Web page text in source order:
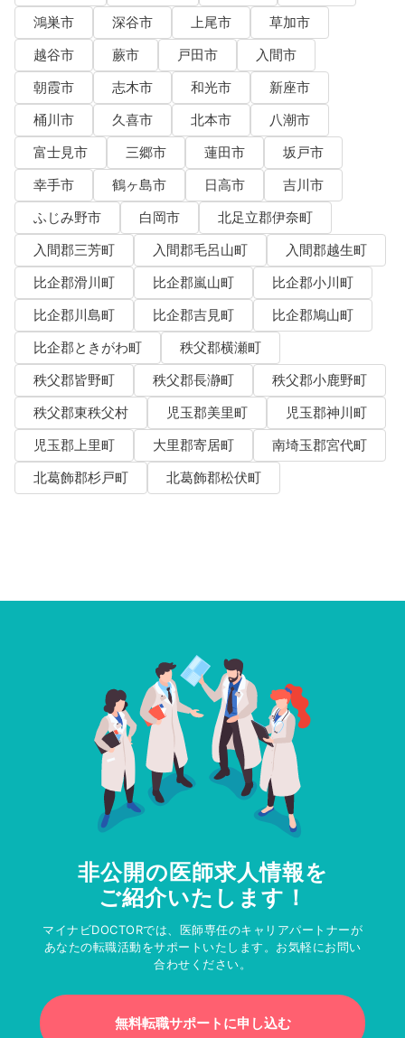
鴻巣市
深谷市 上尾市
草加市
越谷市
蕨市 戸田市
入間市
朝霞市
志木市 和光市
新座市
桶川市
久喜市 北本市
八潮市
富士見市
三郷市 蓮田市
坂戸市
幸手市
鶴ヶ島市 日高市
吉川市
ふじみ野市
白岡市
北足立郡伊奈町
入間郡三芳町
入間郡毛呂山町
入間郡越生町
比企郡滑川町
比企郡嵐山町
比企郡小川町
比企郡川島町
比企郡吉見町
比企郡鳩山町
比企郡ときがわ町
秩父郡横瀬町
秩父郡皆野町
秩父郡長瀞町
秩父郡小鹿野町
秩父郡東秩父村
児玉郡美里町
児玉郡神川町
児玉郡上里町
大里郡寄居町
南埼玉郡宮代町
北葛飾郡杉戸町
北葛飾郡松伏町
非公開の医師求人情報を
ご紹介いたします！
マイナビDOCTORでは、医師専任のキャリアパートナーが
あなたの転職活動をサポートいたします。お気軽にお問い
合わせください。
無料転職サポートに申し込む